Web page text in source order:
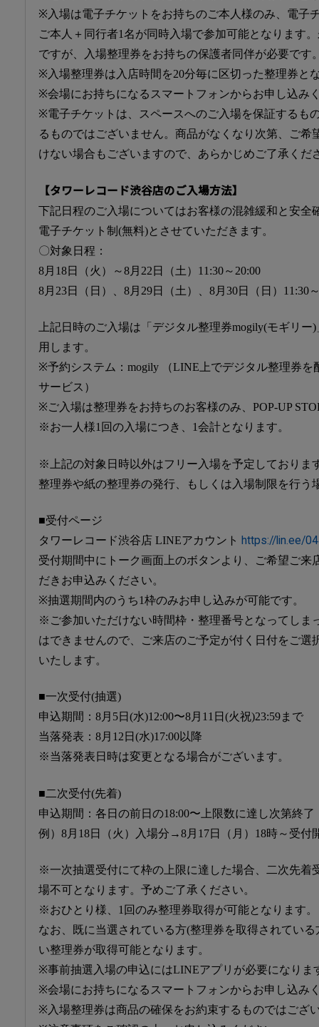
※入場は電子チケットをお持ちのご本人様のみ、電子
ご本人＋同行者1名が同時入場で参加可能となります
ですが、入場整理券をお持ちの保護者同伴が必要です
※入場整理券は入店時間を20分毎に区切った整理券と
※会場にお持ちになるスマートフォンからお申し込み
※電子チケットは、スペースへのご入場を保証するも
るものではございません。商品がなくなり次第、ご希
けない場合もございますので、あらかじめご了承くだ
【タワーレコード渋谷店のご入場方法】
下記日程のご入場についてはお客様の混雑緩和と安全
電子チケット制(無料)とさせていただきます。
〇対象日程：
8月18日（火）～8月22日（土）11:30～20:00
8月23日（日）、8月29日（土）、8月30日（日）11:30
上記日時のご入場は「デジタル整理券mogily(モギリ
用します。
※予約システム：mogily （LINE上でデジタル整理券を
サービス）
※ご入場は整理券をお持ちのお客様のみ、POP-UP
※お一人様1回の入場につき、1会計となります。
※上記の対象日時以外はフリー入場を予定しておりま
整理券や紙の整理券の発行、もしくは入場制限を行う
■受付ページ
タワーレコード渋谷店 LINEアカウント https://lin.ee/
受付期間中にトーク画面上のボタンより、ご希望ご来
だきお申込みください。
※抽選期間内のうち1枠のみお申し込みが可能です。
※ご参加いただけない時間枠・整理番号となってしま
はできませんので、ご来店のご予定が付く日付をご選
いたします。
■一次受付(抽選)
申込期間：8月5日(水)12:00〜8月11日(火祝)23:59まで
当落発表：8月12日(水)17:00以降
※当落発表日時は変更となる場合がございます。
■二次受付(先着)
申込期間：各日の前日の18:00〜上限数に達し次第終了
例）8月18日（火）入場分→8月17日（月）18時～受付
※一次抽選受付にて枠の上限に達した場合、二次先着
場不可となります。予めご了承ください。
※おひとり様、1回のみ整理券取得が可能となります。
なお、既に当選されている方(整理券を取得されてい
い整理券が取得可能となります。
※事前抽選入場の申込にはLINEアプリが必要になりま
※会場にお持ちになるスマートフォンからお申し込み
※入場整理券は商品の確保をお約束するものではござ